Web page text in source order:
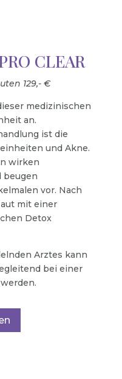
CLEAR
129,- €
medizinischen
an.
ist die
und Akne.
wirken
beugen
vor. Nach
mit einer
Detox
Arztes kann
bei einer